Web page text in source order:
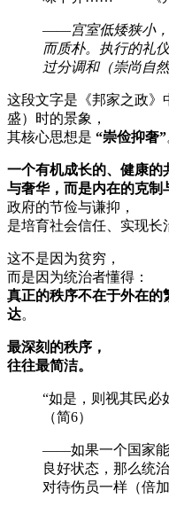
——宫室低矮狭小
而质朴。执行的礼
过分调和（崇尚自
这段文字是《邦家之政》
盛）时的景象，
其核心思想是 “崇俭抑奢”
一个有机成长的、健康的
与奢华，而是内在的克制
政府的节俭与谦抑，
是培育社会信任、实现长
这不是因为贫穷，
而是因为统治者懂得：
真正的秩序不在于外在的
达。
最深刻的秩序，
往往最简洁。
“如是，则视其民
（简6）
——如果一个国家能
良好状态，那么统
对待伤员一样（倍